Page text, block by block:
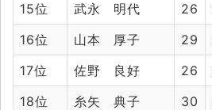
15位
武永 明代 26
16位
山本 厚子 29
17位
佐野 良好 26
18位
糸矢 典子 30